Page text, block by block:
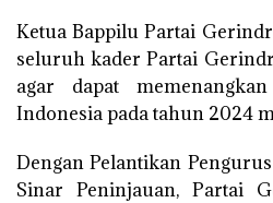
Ketua Bappilu Partai
seluruh kader Partai
agar dapat
Indonesia pada tahun 2024
Dengan Pelantikan
Sinar Peninjauan, Partai